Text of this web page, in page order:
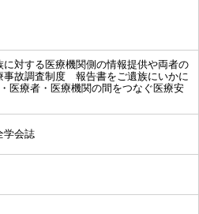
に対する医療機関側の情報提供や両者の
故調査制度 報告書をご遺族にいかに
医療者・医療機関の間をつなぐ医療安
学会誌